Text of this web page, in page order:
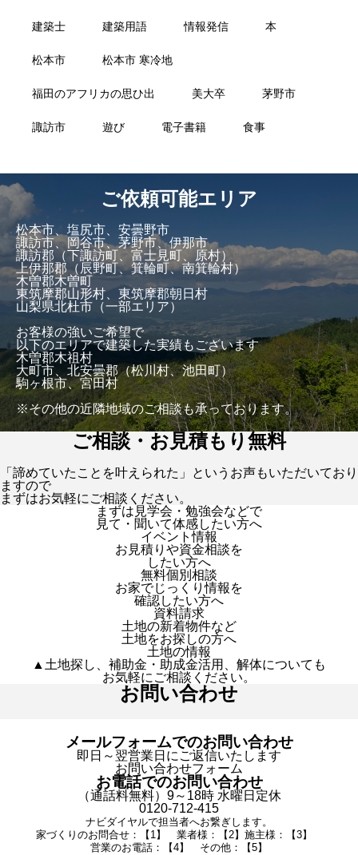
建築士 建築用語 情報発信 本
松本市 松本市 寒冷地
福田のアフリカの思ひ出 美大卒 茅野市
諏訪市 遊び 電子書籍 食事
ご依頼可能エリア
松本市、塩尻市、安曇野市
諏訪市、岡谷市、茅野市、伊那市
諏訪郡（下諏訪町、富士見町、原村）
上伊那郡（辰野町、箕輪町、南箕輪村）
木曽郡木曽町
東筑摩郡山形村、東筑摩郡朝日村
山梨県北杜市（一部エリア）
お客様の強いご希望で
以下のエリアで建築した実績もございます
木曽郡木祖村
大町市、北安曇郡（松川村、池田町）
駒ヶ根市、宮田村
※その他の近隣地域のご相談も承っております。
ご相談・お見積もり無料
「諦めていたことを叶えられた」というお声もいただいており
ますので
まずはお気軽にご相談ください。
まずは見学会・勉強会などで
見て・聞いて体感したい方へ
イベント情報
お見積りや資金相談を
したい方へ
無料個別相談
お家でじっくり情報を
確認したい方へ
資料請求
土地の新着物件など
土地をお探しの方へ
土地の情報
▲土地探し、補助金・助成金活用、解体についても
お気軽にご相談ください。
お問い合わせ
メールフォームでのお問い合わせ
即日～翌営業日にご返信いたします
お問い合わせフォーム
お電話でのお問い合わせ
（通話料無料）9～18時 水曜日定休
0120-712-415
ナビダイヤルで担当者へお繋ぎします。
家づくりのお問合せ：【1】 業者様：【2】施主様：【3】
営業のお電話：【4】 その他：【5】